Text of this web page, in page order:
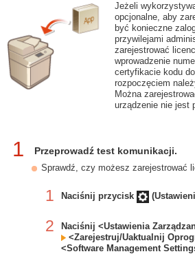
Jeżeli
opcjonalne, aby
być konieczne
przywilejami
zarejestrować
wprowadzenie
certyfikacie kodu
rozpoczęciem
Można
urządzenie nie jest
1 Przeprowadź test komunikacji.
Sprawdź, czy możesz zarejestrować
1 Naciśnij przycisk
2 Naciśnij <Ustawienia
<Zarejestruj/Uaktualnij
<Software Management